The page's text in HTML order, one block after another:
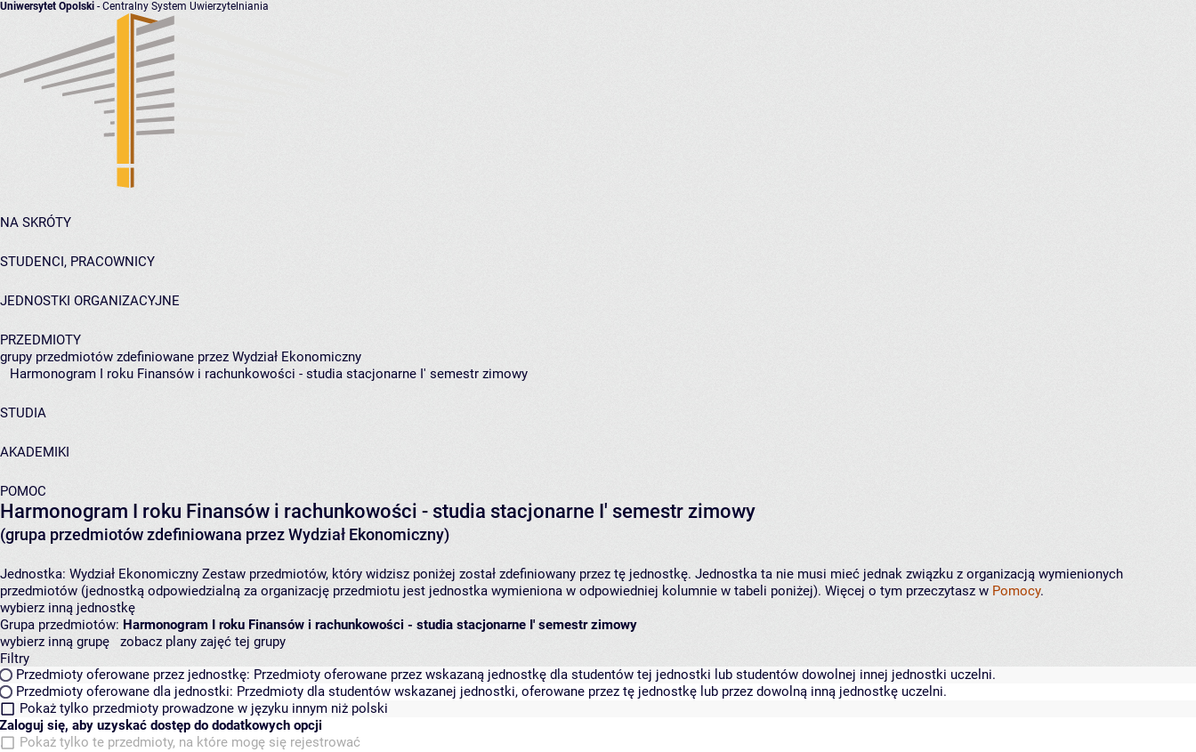
Uniwersytet Opolski - Centralny System Uwierzytelniania
NA SKRÓTY
STUDENCI, PRACOWNICY
JEDNOSTKI ORGANIZACYJNE
PRZEDMIOTY
grupy przedmiotów zdefiniowane przez Wydział Ekonomiczny
Harmonogram I roku Finansów i rachunkowości - studia stacjonarne I' semestr zimowy
STUDIA
AKADEMIKI
POMOC
Harmonogram I roku Finansów i rachunkowości - studia stacjonarne I' semestr zimowy
(grupa przedmiotów zdefiniowana przez Wydział Ekonomiczny)
Jednostka: Wydział Ekonomiczny Zestaw przedmiotów, który widzisz poniżej został zdefiniowany przez tę jednostkę. Jednostka ta nie musi mieć jednak związku z organizacją wymienionych
przedmiotów (jednostką odpowiedzialną za organizację przedmiotu jest jednostka wymieniona w odpowiedniej kolumnie w tabeli poniżej). Więcej o tym przeczytasz w Pomocy.
wybierz inną jednostkę
Grupa przedmiotów: Harmonogram I roku Finansów i rachunkowości - studia stacjonarne I' semestr zimowy
wybierz inną grupę
zobacz plany zajęć tej grupy
Filtry
Przedmioty oferowane przez jednostkę: Przedmioty oferowane przez wskazaną jednostkę dla studentów tej jednostki lub studentów dowolnej innej jednostki uczelni.
Przedmioty oferowane dla jednostki: Przedmioty dla studentów wskazanej jednostki, oferowane przez tę jednostkę lub przez dowolną inną jednostkę uczelni.
Pokaż tylko przedmioty prowadzone w języku innym niż polski
Zaloguj się, aby uzyskać dostęp do dodatkowych opcji
Pokaż tylko te przedmioty, na które mogę się rejestrować